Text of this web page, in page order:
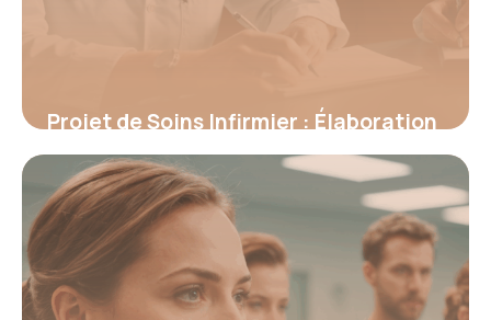
Projet de Soins Infirmier : Élaboration
et Mise en Œuvre Efficaces
16 juin 2026